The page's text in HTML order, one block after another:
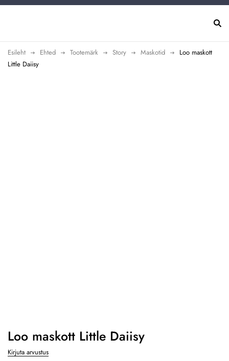
Esileht Ehted Tootemärk Story Maskotid
Loo maskott
Little Daiisy
Loo maskott Little Daiisy
Kirjuta arvustus